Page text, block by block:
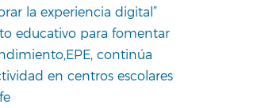
la experiencia digital”
educativo para fomentar
continúa
en centros escolares